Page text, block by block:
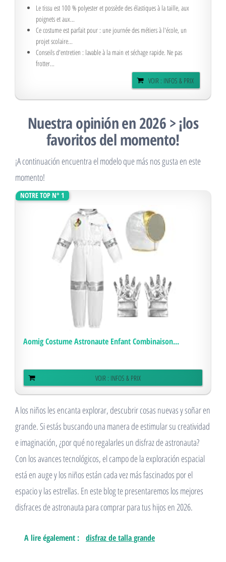
ils sont dotés...
Le tissu est 100 % polyester et possède des élastiques à la taille, aux
poignets et aux...
Ce costume est parfait pour : une journée des métiers à l'école, un
projet scolaire...
Conseils d'entretien : lavable à la main et séchage rapide. Ne pas
VOIR : INFOS & PRIX
Nuestra opinión en 2026 > ¡los
favoritos del momento!
¡A continuación encuentra el modelo que más nos gusta en este
NOTRE TOP N° 1
VOIR : INFOS & PRIX
A los niños les encanta explorar, descubrir cosas nuevas y soñar en
grande. Si estás buscando una manera de estimular su creatividad
e imaginación, ¿por qué no regalarles un disfraz de astronauta?
Con los avances tecnológicos, el campo de la exploración espacial
está en auge y los niños están cada vez más fascinados por el
espacio y las estrellas. En este blog te presentaremos los mejores
disfraces de astronauta para comprar para tus hijos en 2026.